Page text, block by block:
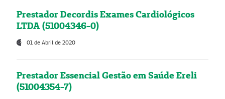
Prestador Decordis Exames Cardiológicos
LTDA (51004346-0)
01 de Abril de 2020
Prestador Essencial Gestão em Saúde Ereli
(51004354-7)